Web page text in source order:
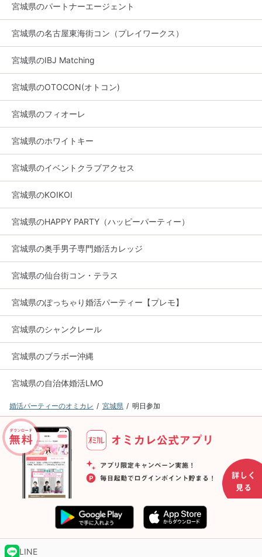
宮城県のパートナーエージェント
宮城県の名古屋東海街コン（プレイワークス）
宮城県のIBJ Matching
宮城県のOTOCON(オトコン)
宮城県のフィオーレ
宮城県のホワイトキー
宮城県のイベントクラブアクセス
宮城県のKOIKOI
宮城県のHAPPY PARTY（ハッピーパーティー）
宮城県の奥手男子専門婚活カレッジ
宮城県の仙台街コン・テラス
宮城県のぽっちゃり婚活パーティー【プレモ】
宮城県のシャンクレール
宮城県のブラボー沖縄
宮城県の自治体婚活LMO
婚活パーティーのオミカレ 宮城県 明日参加
LINE